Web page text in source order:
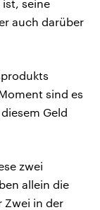
seine
auch darüber
sind es
Geld
zwei
allein die
Zwei in der